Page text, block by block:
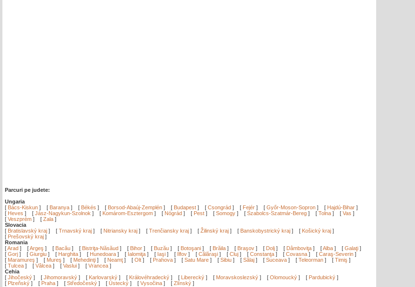
Parcuri pe judete:
Ungaria
[ Bács-Kiskun ] [ Baranya ] [ Békés ] [ Borsod-Abaúj-Zemplén ] [ Budapest ] [ Csongrád ] [ Fejér ] [ Győr-Moson-Sopron ] [ Hajdú-Bihar ]
[ Heves ] [ Jász-Nagykun-Szolnok ] [ Komárom-Esztergom ] [ Nógrád ] [ Pest ] [ Somogy ] [ Szabolcs-Szatmár-Bereg ] [ Tolna ] [ Vas ]
[ Veszprém ] [ Zala ]
Slovacia
[ Bratislavský kraj ] [ Trnavský kraj ] [ Nitriansky kraj ] [ Trenčiansky kraj ] [ Žilinský kraj ] [ Banskobystrický kraj ] [ Košický kraj ]
[ Prešovský kraj ]
Romania
[Arad ] [Argeş ] [ Bacău ] [ Bistriţa-Năsăud ] [ Bihor ] [ Buzău ] [ Botoşani ] [ Brăila ] [ Braşov ] [ Dolj ] [ Dâmboviţa ] [Alba ] [ Galaţi ]
[ Gorj ] [ Giurgiu ] [ Harghita ] [ Hunedoara ] [ Ialomiţa ] [ Iaşi ] [ Ilfov ] [ Călăraşi ] [ Cluj ] [ Constanţa ] [ Covasna ] [ Caraş-Severin ]
[ Maramureş ] [ Mureş ] [ Mehedinţi ] [ Neamţ ] [ Olt ] [ Prahova ] [ Satu Mare ] [ Sibiu ] [ Sălaj ] [ Suceava ] [ Teleorman ] [ Timiş ]
[ Tulcea ] [ Vâlcea ] [ Vaslui ] [ Vrancea ]
Cehia
[ Jihočeský ] [ Jihomoravský ] [ Karlovarský ] [ Královéhradecký ] [ Liberecký ] [ Moravskoslezský ] [ Olomoucký ] [ Pardubický ]
[ Plzeňský ] [ Praha ] [ Středočeský ] [ Ústecký ] [ Vysočina ] [ Zlínský ]